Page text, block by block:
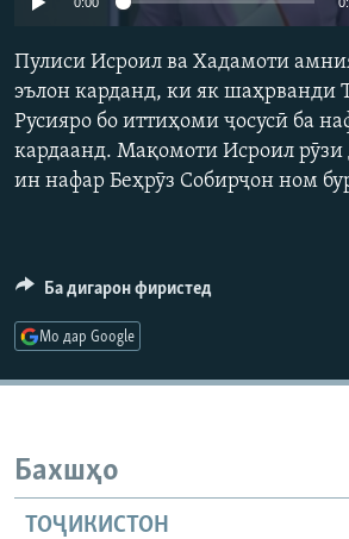
ГУЗОРИШҲОИ РАДИОӢ
ПАЙГИРӢ КУНЕД
240p
720p 1080p
Пулиси Исроил ва Хадамоти
эълон карданд, ки як шаҳрванди
Русияро бо иттиҳоми ҷосусӣ ба
кардаанд. Мақомоти Исроил
ин нафар Беҳрӯз Собирҷон ном
Ба дигарон фиристед
Мо дар Google
Бахшҳо
ТОҶИКИСТОН